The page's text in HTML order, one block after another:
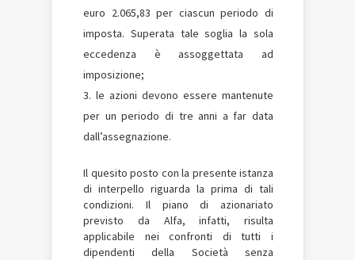
euro 2.065,83 per ciascun periodo di
imposta. Superata tale soglia la sola
eccedenza è assoggettata ad
imposizione;
le azioni devono essere mantenute
per un periodo di tre anni a far data
dall’assegnazione.
Il quesito posto con la presente istanza
di interpello riguarda la prima di tali
condizioni. Il piano di azionariato
previsto da Alfa, infatti, risulta
applicabile nei confronti di tutti i
dipendenti della Società senza